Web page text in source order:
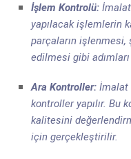
İşlem Kontrolü:
yapılacak işlemlerin
parçaların
edilmesi gibi
Ara Kontroller: İmalat
kontroller yapılır. Bu
kalitesini
için gerçekleştirilir.